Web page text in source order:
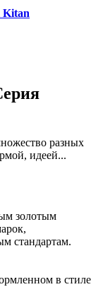
Kitan
разных
идеей...
золотым
стандартам.
в стиле